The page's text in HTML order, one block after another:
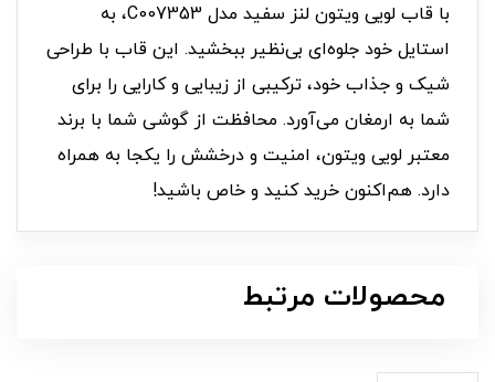
با قاب لویی ویتون لنز سفید مدل C007353، به
استایل خود جلوه‌ای بی‌نظیر ببخشید. این قاب با طراحی
شیک و جذاب خود، ترکیبی از زیبایی و کارایی را برای
شما به ارمغان می‌آورد. محافظت از گوشی شما با برند
معتبر لویی ویتون، امنیت و درخشش را یکجا به همراه
دارد. هم‌اکنون خرید کنید و خاص باشید!
محصولات مرتبط